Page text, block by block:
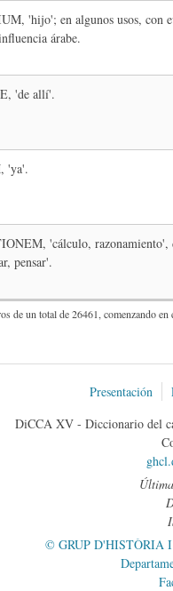
'hijo'; en algunos usos, con
árabe.
'de allí'.
'ya'.
'cálculo, razonamiento',
pensar'.
de un total de 26461, comenzando
Presentación
DiCCA XV - Diccionario del
© GRUP D'HISTÒRIA